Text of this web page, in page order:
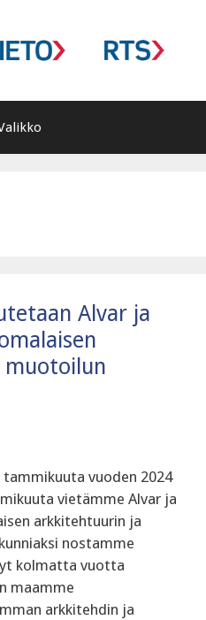
Alvar ja
vuoden 2024
vietämme Alvar ja
arkkitehtuurin ja
nostamme
kolmatta vuotta
maamme
arkkitehdin ja